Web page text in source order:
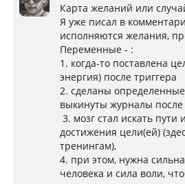
Карта желаний или
Я уже писал в
исполняются желания,
Переменные - :
1. когда-то поставлена
энергия) после триггера
2. сделаны
выкинуты журналы
3. мозг стал искать пути
достижения цели(ей)
тренингам),
4. при этом, нужна
человека и сила воли,